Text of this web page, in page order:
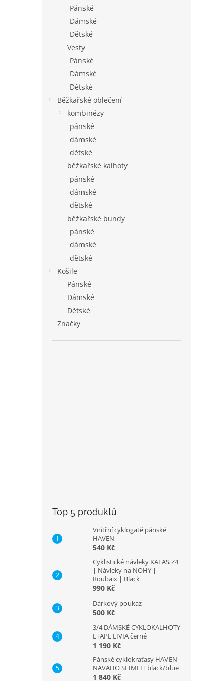
Pánské
Dámské
Dětské
Vesty
Pánské
Dámské
Dětské
Běžkařské oblečení
kombinézy
pánské
dámské
dětské
běžkařské kalhoty
pánské
dámské
dětské
běžkařské bundy
pánské
dámské
dětské
Košile
Pánské
Dámské
Dětské
Značky
Top 5 produktů
Vnitřní cyklogatě pánské
HAVEN
540 Kč
Cyklistické návleky KALAS Z4
| Návleky na NOHY |
Roubaix | Black
990 Kč
Dárkový poukaz
500 Kč
3/4 DÁMSKÉ CYKLOKALHOTY
ETAPE LIVIA černé
1 190 Kč
Pánské cyklokraťasy HAVEN
NAVAHO SLIMFIT black/blue
1 840 Kč